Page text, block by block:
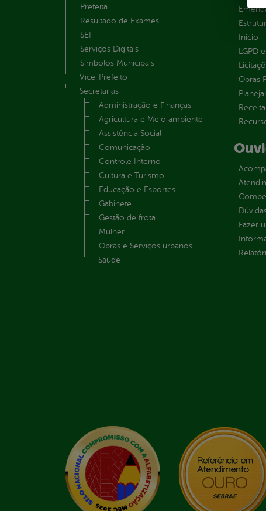
Prefeita
Resultado de Exames
SEI
Serviços Digitais
Símbolos Municipais
Vice-Prefeito
Secretarias
Administração e Finanças
Agricultura e Meio ambiente
Assistência Social
Comunicação
Controle Interno
Cultura e Turismo
Educação e Esportes
Gabinete
Gestão de frota
Mulher
Obras e Serviços urbanos
Saúde
Inicio
LGPD
Obras
Fazer